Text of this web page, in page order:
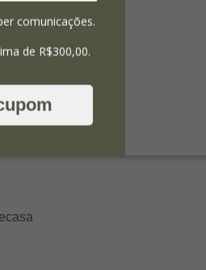
comunicações.
de R$300,00.